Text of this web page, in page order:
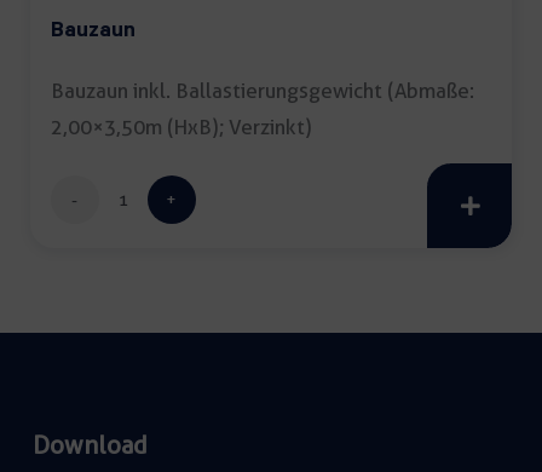
Bauzaun
Bauzaun inkl. Ballastierungsgewicht (Abmaße:
2,00×3,50m (HxB); Verzinkt)
Bauzaun
Menge
Download